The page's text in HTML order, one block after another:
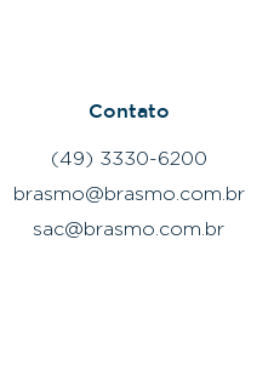
Contato
(49) 3330-6200
brasmo@brasmo.com.br
sac@brasmo.com.br